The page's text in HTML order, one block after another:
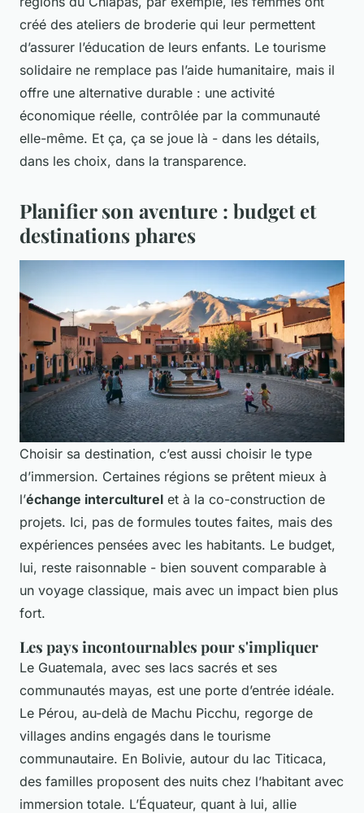
créé des ateliers de broderie qui leur permettent
d’assurer l’éducation de leurs enfants. Le tourisme
solidaire ne remplace pas l’aide humanitaire, mais il
offre une alternative durable : une activité
économique réelle, contrôlée par la communauté
elle-même. Et ça, ça se joue là - dans les détails,
dans les choix, dans la transparence.
Planifier son aventure : budget et
destinations phares
Choisir sa destination, c’est aussi choisir le type
d’immersion. Certaines régions se prêtent mieux à
l’échange interculturel et à la co-construction de
projets. Ici, pas de formules toutes faites, mais des
expériences pensées avec les habitants. Le budget,
lui, reste raisonnable - bien souvent comparable à
un voyage classique, mais avec un impact bien plus
fort.
Les pays incontournables pour s'impliquer
Le Guatemala, avec ses lacs sacrés et ses
communautés mayas, est une porte d’entrée idéale.
Le Pérou, au-delà de Machu Picchu, regorge de
villages andins engagés dans le tourisme
communautaire. En Bolivie, autour du lac Titicaca,
des familles proposent des nuits chez l’habitant avec
immersion totale. L’Équateur, quant à lui, allie